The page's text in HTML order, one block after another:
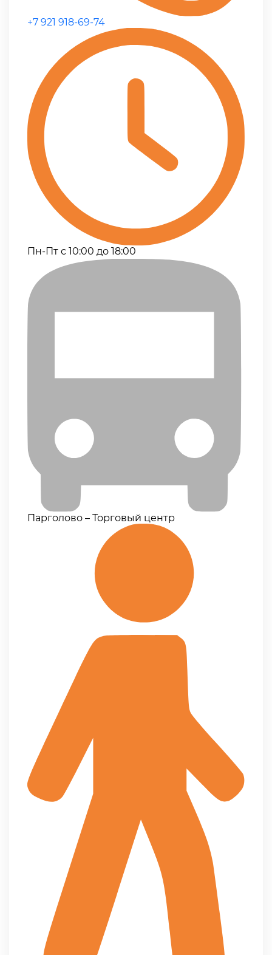
+7 921 918-69-74
Пн-Пт с 10:00 до 18:00
Парголово – Торговый центр